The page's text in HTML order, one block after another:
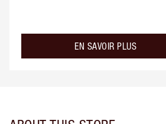
EN SAVOIR PLUSabout the